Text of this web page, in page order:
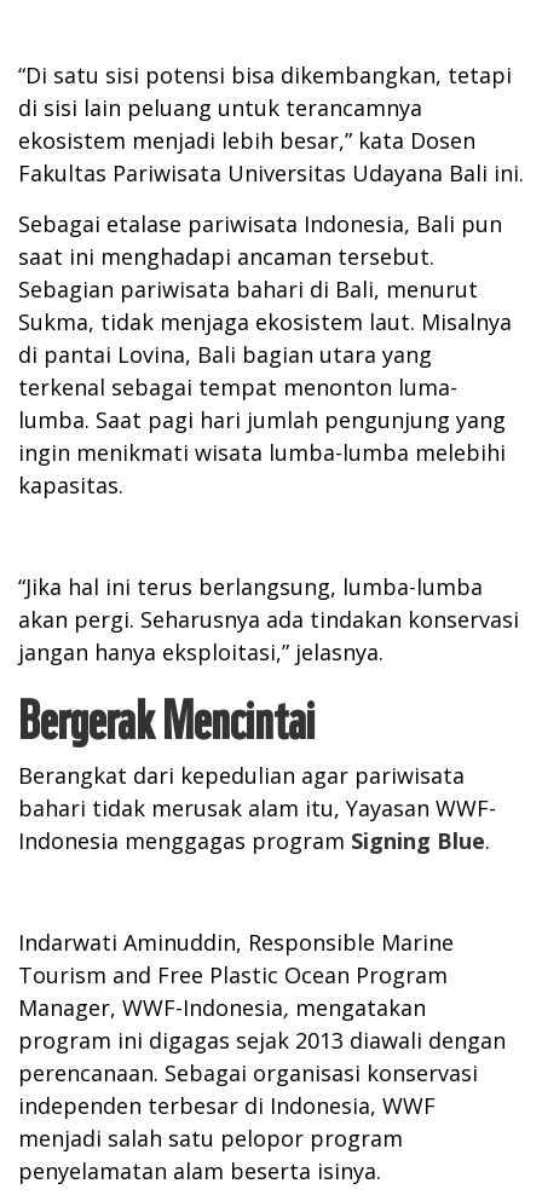
“Di satu sisi potensi bisa dikembangkan, tetapi
di sisi lain peluang untuk terancamnya
ekosistem menjadi lebih besar,” kata Dosen
Fakultas Pariwisata Universitas Udayana Bali ini.
Sebagai etalase pariwisata Indonesia, Bali pun
saat ini menghadapi ancaman tersebut.
Sebagian pariwisata bahari di Bali, menurut
Sukma, tidak menjaga ekosistem laut. Misalnya
di pantai Lovina, Bali bagian utara yang
terkenal sebagai tempat menonton luma-
lumba. Saat pagi hari jumlah pengunjung yang
ingin menikmati wisata lumba-lumba melebihi
kapasitas.
“Jika hal ini terus berlangsung, lumba-lumba
akan pergi. Seharusnya ada tindakan konservasi
jangan hanya eksploitasi,” jelasnya.
Bergerak Mencintai
Berangkat dari kepedulian agar pariwisata
bahari tidak merusak alam itu, Yayasan WWF-
Indonesia menggagas program Signing Blue.
Indarwati Aminuddin, Responsible Marine
Tourism and Free Plastic Ocean Program
Manager, WWF-Indonesia, mengatakan
program ini digagas sejak 2013 diawali dengan
perencanaan. Sebagai organisasi konservasi
independen terbesar di Indonesia, WWF
menjadi salah satu pelopor program
penyelamatan alam beserta isinya.